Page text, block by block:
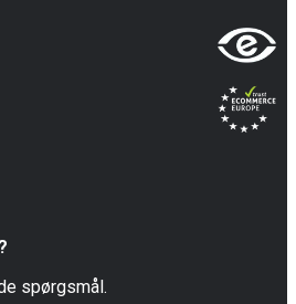
spørgsmål.